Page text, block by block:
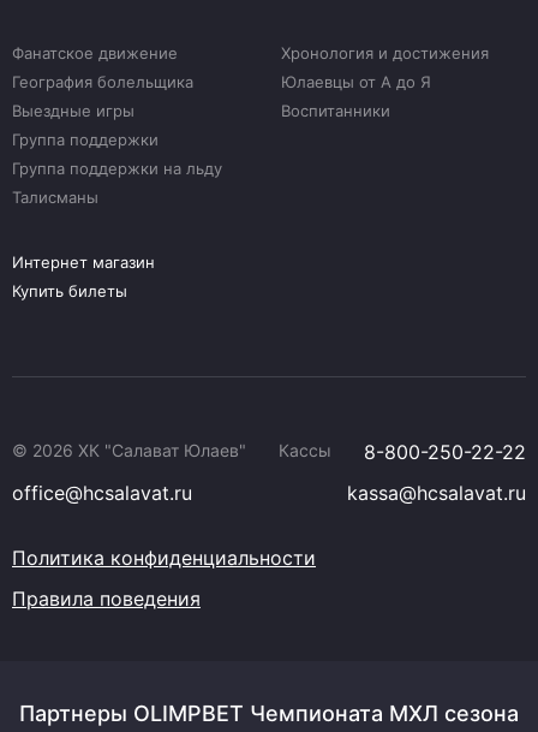
Фанатское движение
География болельщика
Выездные игры
Группа поддержки
Группа поддержки на льду
Талисманы
Хронология и достижения
Юлаевцы от А до Я
Воспитанники
Интернет магазин
Купить билеты
© 2026 ХК "Салават Юлаев" Кассы
8-800-250-22-22
office@hcsalavat.ru
kassa@hcsalavat.ru
Политика конфиденциальности
Правила поведения
Партнеры OLIMPBET Чемпионата МХЛ сезона